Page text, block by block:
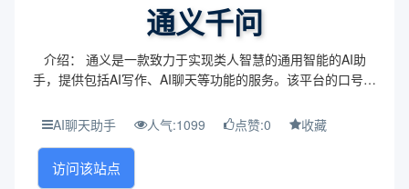
通义千问
介绍： 通义是一款致力于实现类人智慧的通用智能的AI助
手，提供包括AI写作、AI聊天等功能的服务。该平台的口号是
题与背景： 通义的主题是实现类人智慧...
AI聊天助手 人气:1099 点赞:0 收藏
访问该站点